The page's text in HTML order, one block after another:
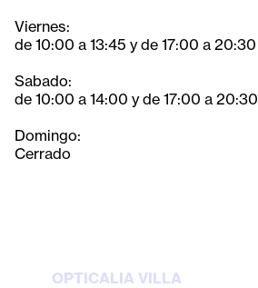
Viernes:
de 10:00 a 13:45 y de 17:00 a 20:30
Sabado:
de 10:00 a 14:00 y de 17:00 a 20:30
Domingo:
Cerrado
OPTICALIA VILLA